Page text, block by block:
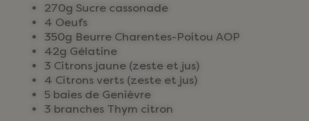
270g Sucre cassonade
4 Oeufs
350g Beurre Charentes-Poitou AOP
42g Gélatine
3 Citrons jaune (zeste et jus)
4 Citrons verts (zeste et jus)
5 baies de Genièvre
3 branches Thym citron